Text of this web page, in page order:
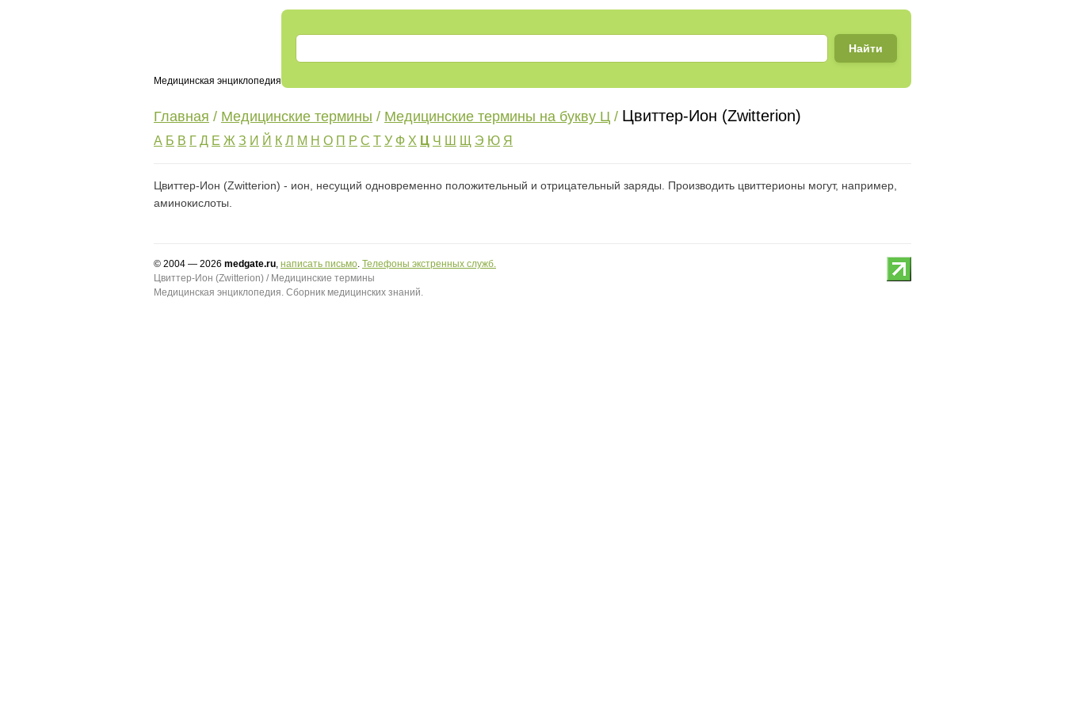
Медицинская энциклопедия
Главная / Медицинские термины / Медицинские термины на букву Ц / Цвиттер-Ион (Zwitterion)
А Б В Г Д Е Ж З И Й К Л М Н О П Р С Т У Ф Х Ц Ч Ш Щ Э Ю Я
Цвиттер-Ион (Zwitterion) - ион, несущий одновременно положительный и отрицательный заряды. Производить цвиттерионы могут, например,
аминокислоты.
© 2004 — 2026 medgate.ru, написать письмо. Телефоны экстренных служб.
Цвиттер-Ион (Zwitterion) / Медицинские термины
Медицинская энциклопедия. Сборник медицинских знаний.